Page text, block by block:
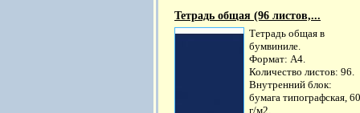
Тетрадь общая (96 листов,...
Тетрадь общая в
бумвиниле.
Формат: А4.
Количество листов: 96.
Внутренний блок:
бумага типографская, 60
г/м2.